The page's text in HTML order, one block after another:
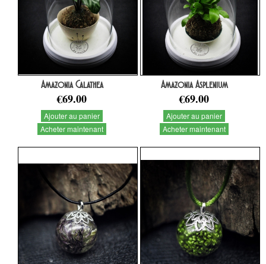
Amazonia Calathea
€69.00
Ajouter au panier
Acheter maintenant
Amazonia Asplenium
€69.00
Ajouter au panier
Acheter maintenant